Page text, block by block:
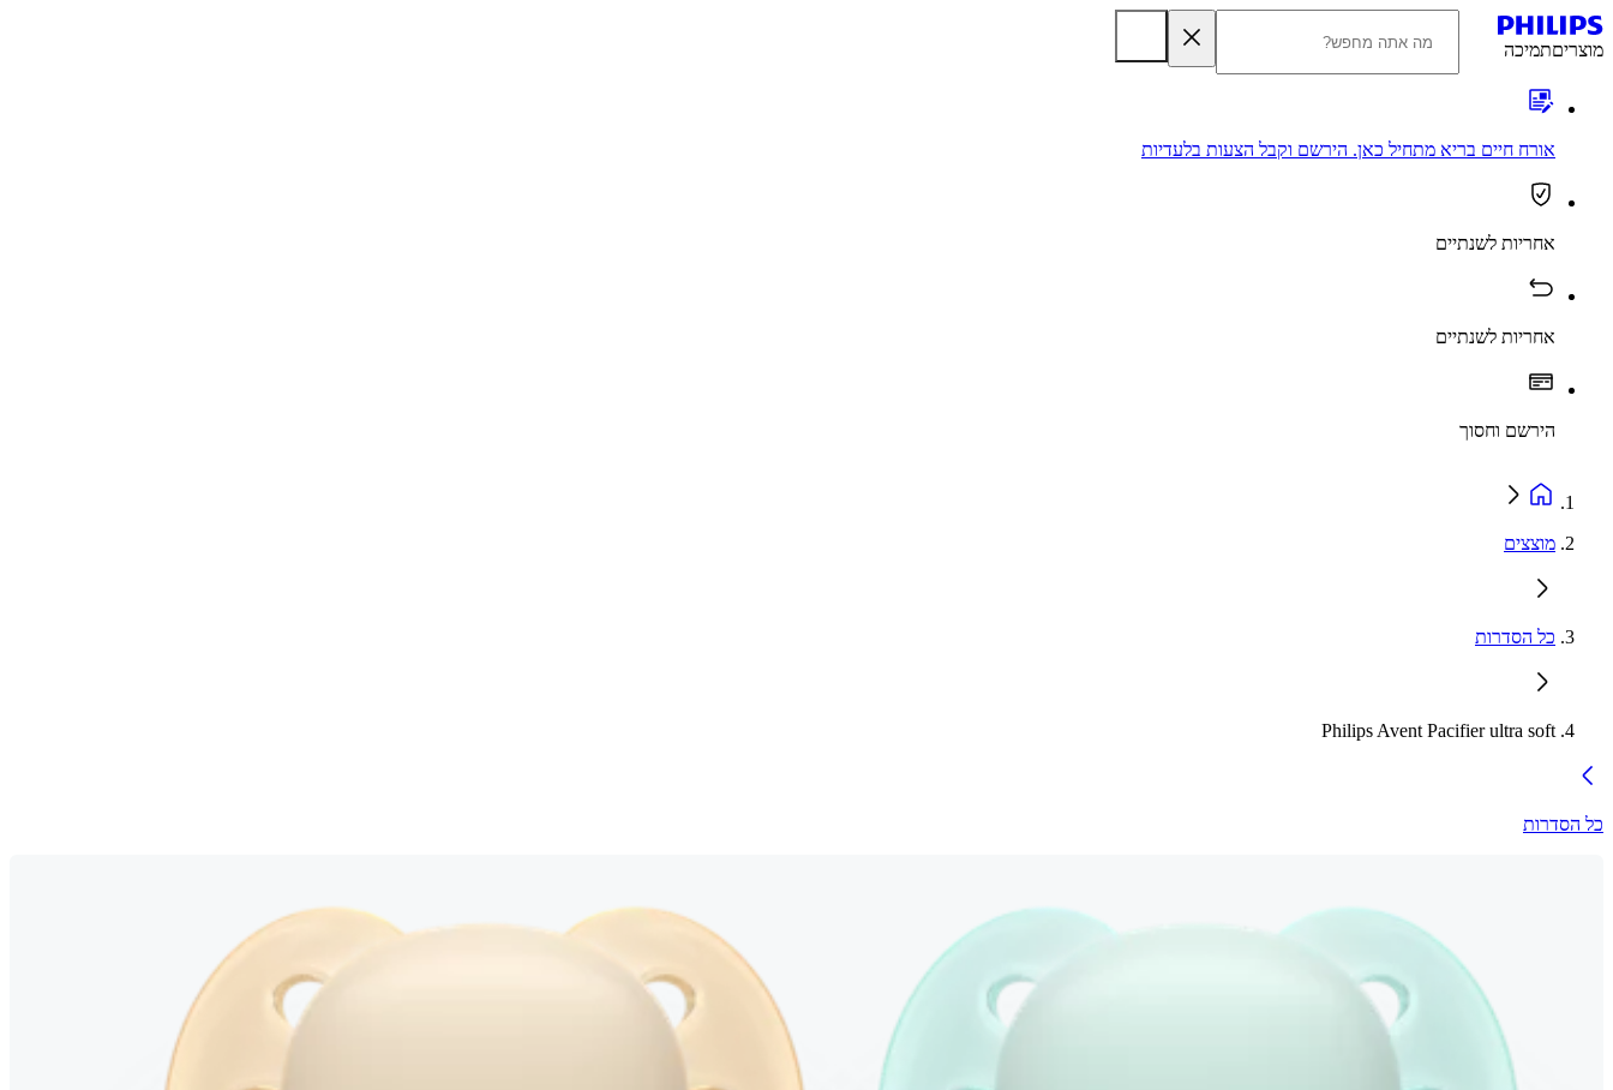
מוצריםתמיכה
אורח חיים בריא מתחיל כאן. הירשם וקבל הצעות בלעדיות
אחריות לשנתיים
אחריות לשנתיים
הירשם וחסוך
מוצצים
כל הסדרות
Philips Avent Pacifier ultra soft
כל הסדרות